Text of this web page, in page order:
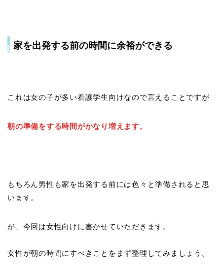
家を出発する前の時間に余裕ができる
これは女の子が多い看護学生向けなので言えることですが
朝の準備をする時間がかなり増えます。
もちろん男性も家を出発する前には色々と準備されると思
います。
が、今回は女性向けに書かせていただきます。
女性が朝の時間にすべきことをまず整理してみましょう。